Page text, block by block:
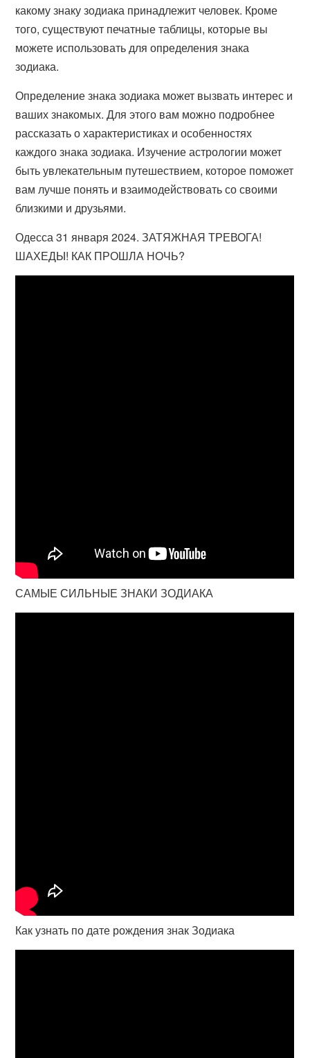
какому знаку зодиака принадлежит человек. Кроме
того, существуют печатные таблицы, которые вы
можете использовать для определения знака
зодиака.
Определение знака зодиака может вызвать интерес и
ваших знакомых. Для этого вам можно подробнее
рассказать о характеристиках и особенностях
каждого знака зодиака. Изучение астрологии может
быть увлекательным путешествием, которое поможет
вам лучше понять и взаимодействовать со своими
близкими и друзьями.
Одесса 31 января 2024. ЗАТЯЖНАЯ ТРЕВОГА!
ШАХЕДЫ! КАК ПРОШЛА НОЧЬ?
САМЫЕ СИЛЬНЫЕ ЗНАКИ ЗОДИАКА
Как узнать по дате рождения знак Зодиака